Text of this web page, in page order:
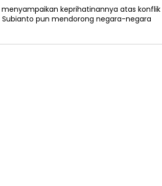
menyampaikan keprihatinannya atas konflik
pun mendorong negara-negara